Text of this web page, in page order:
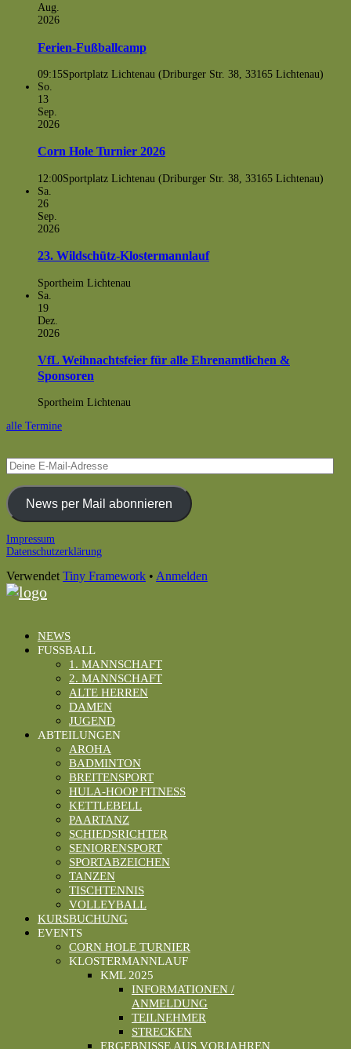
Aug.
2026
Ferien-Fußballcamp
09:15Sportplatz Lichtenau (Driburger Str. 38, 33165 Lichtenau)
So.
13
Sep.
2026
Corn Hole Turnier 2026
12:00Sportplatz Lichtenau (Driburger Str. 38, 33165 Lichtenau)
Sa.
26
Sep.
2026
23. Wildschütz-Klostermannlauf
Sportheim Lichtenau
Sa.
19
Dez.
2026
VfL Weihnachtsfeier für alle Ehrenamtlichen &
Sponsoren
Sportheim Lichtenau
alle Termine
Deine
E-
Mail-
AdresseNews per Mail abonnieren
Footer
Impressum
Datenschutzerklärung
Verwendet Tiny Framework • Anmelden
NEWS
FUSSBALL
1. MANNSCHAFT
2. MANNSCHAFT
ALTE HERREN
DAMEN
JUGEND
ABTEILUNGEN
AROHA
BADMINTON
BREITENSPORT
HULA-HOOP FITNESS
KETTLEBELL
PAARTANZ
SCHIEDSRICHTER
SENIORENSPORT
SPORTABZEICHEN
TANZEN
TISCHTENNIS
VOLLEYBALL
KURSBUCHUNG
EVENTS
CORN HOLE TURNIER
KLOSTERMANNLAUF
KML 2025
INFORMATIONEN /
ANMELDUNG
TEILNEHMER
STRECKEN
ERGEBNISSE AUS VORJAHREN